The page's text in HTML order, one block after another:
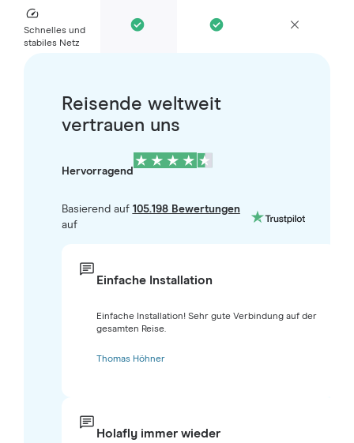
Schnelles und
stabiles Netz
Reisende weltweit
vertrauen uns
Hervorragend
Basierend auf 105.198 Bewertungen
auf
Einfache Installation
Einfache Installation! Sehr gute Verbindung auf der
gesamten Reise.
Thomas Höhner
Holafly immer wieder